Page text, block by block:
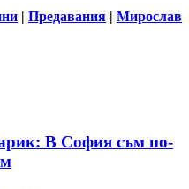
| Предавания | Мирослав
В София съм по-